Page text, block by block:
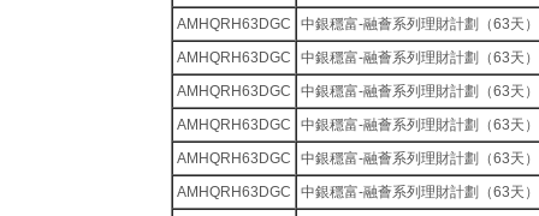
AMHQRH63DGC
中銀穩富-融薈系列理財計劃（63天）
AMHQRH63DGC
中銀穩富-融薈系列理財計劃（63天）
AMHQRH63DGC
中銀穩富-融薈系列理財計劃（63天）
AMHQRH63DGC
中銀穩富-融薈系列理財計劃（63天）
AMHQRH63DGC
中銀穩富-融薈系列理財計劃（63天）
AMHQRH63DGC
中銀穩富-融薈系列理財計劃（63天）